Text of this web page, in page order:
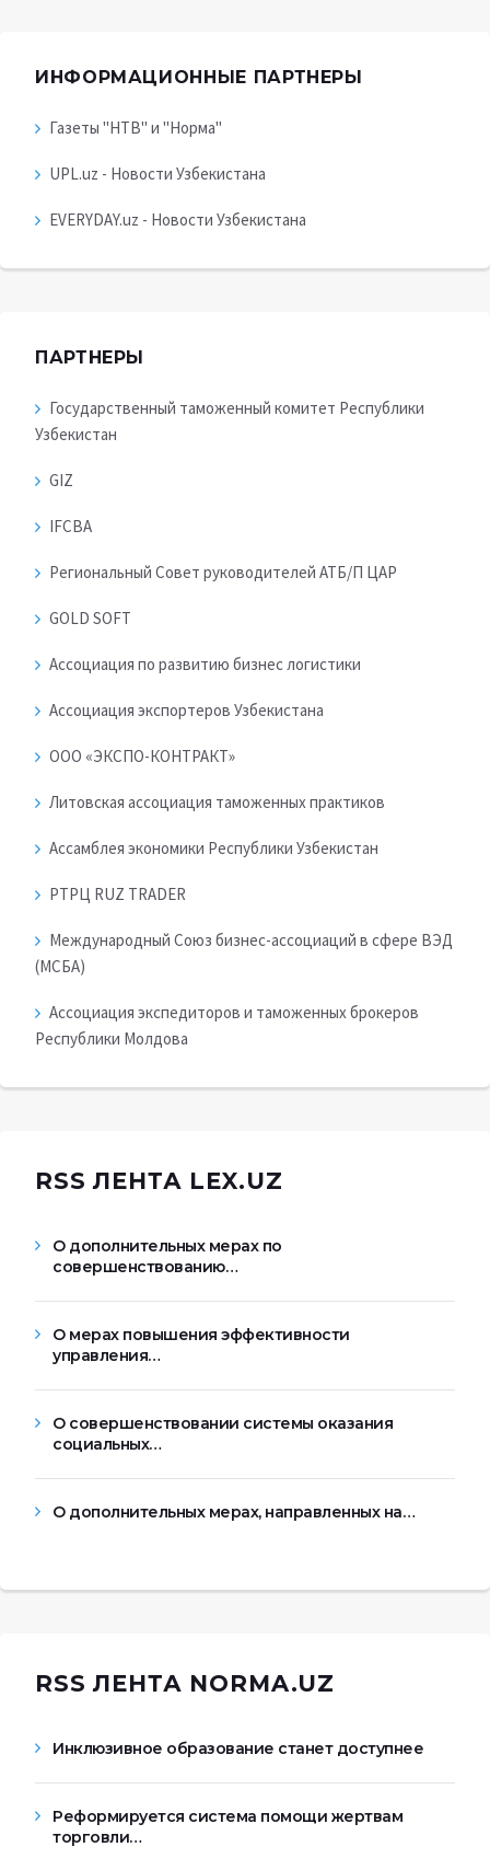
ИНФОРМАЦИОННЫЕ ПАРТНЕРЫ
Газеты "НТВ" и "Норма"
UPL.uz - Новости Узбекистана
EVERYDAY.uz - Новости Узбекистана
ПАРТНЕРЫ
Государственный таможенный комитет Республики
Узбекистан
GIZ
IFCBA
Региональный Совет руководителей АТБ/П ЦАР
GOLD SOFT
Ассоциация по развитию бизнес логистики
Ассоциация экспортеров Узбекистана
ООО «ЭКСПО-КОНТРАКТ»
Литовская ассоциация таможенных практиков
Ассамблея экономики Республики Узбекистан
РТРЦ RUZ TRADER
Международный Союз бизнес-ассоциаций в сфере ВЭД
(МСБА)
Ассоциация экспедиторов и таможенных брокеров
Республики Молдова
RSS ЛЕНТА LEX.UZ
О дополнительных мерах по
совершенствованию…
О мерах повышения эффективности
управления…
О совершенствовании системы оказания
социальных…
О дополнительных мерах, направленных на…
RSS ЛЕНТА NORMA.UZ
Инклюзивное образование станет доступнее
Реформируется система помощи жертвам
торговли…